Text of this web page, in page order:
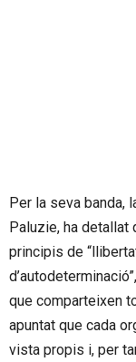
Per la seva banda,
Paluzie, ha detallat
principis de
que comparteixen
apuntat que cada
vista propis i, per